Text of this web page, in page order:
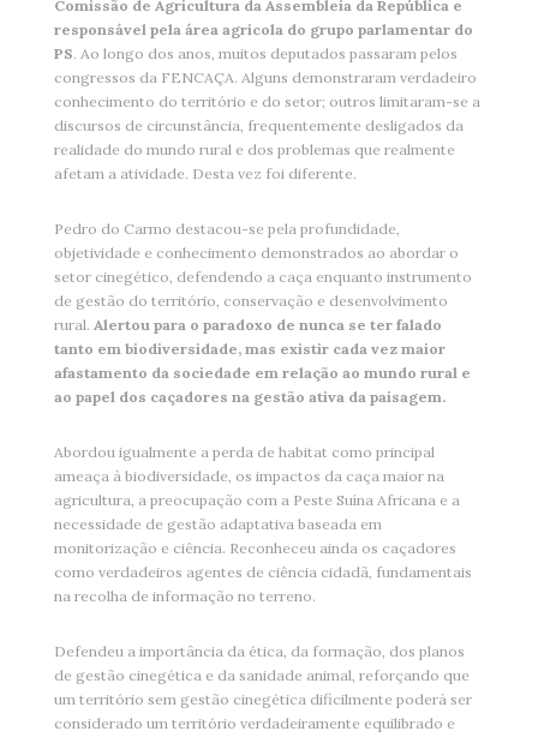
Comissão de Agricultura da Assembleia da República e
responsável pela área agrícola do grupo parlamentar do
PS. Ao longo dos anos, muitos deputados passaram pelos
congressos da FENCAÇA. Alguns demonstraram verdadeiro
conhecimento do território e do setor; outros limitaram-se a
discursos de circunstância, frequentemente desligados da
realidade do mundo rural e dos problemas que realmente
afetam a atividade. Desta vez foi diferente.
Pedro do Carmo destacou-se pela profundidade,
objetividade e conhecimento demonstrados ao abordar o
setor cinegético, defendendo a caça enquanto instrumento
de gestão do território, conservação e desenvolvimento
rural. Alertou para o paradoxo de nunca se ter falado
tanto em biodiversidade, mas existir cada vez maior
afastamento da sociedade em relação ao mundo rural e
ao papel dos caçadores na gestão ativa da paisagem.
Abordou igualmente a perda de habitat como principal
ameaça à biodiversidade, os impactos da caça maior na
agricultura, a preocupação com a Peste Suína Africana e a
necessidade de gestão adaptativa baseada em
monitorização e ciência. Reconheceu ainda os caçadores
como verdadeiros agentes de ciência cidadã, fundamentais
na recolha de informação no terreno.
Defendeu a importância da ética, da formação, dos planos
de gestão cinegética e da sanidade animal, reforçando que
um território sem gestão cinegética dificilmente poderá ser
considerado um território verdadeiramente equilibrado e